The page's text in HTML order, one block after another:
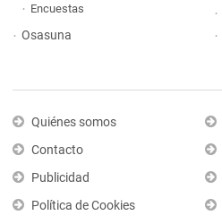
Encuestas
Osasuna
Quiénes somos
Contacto
Publicidad
Política de Cookies